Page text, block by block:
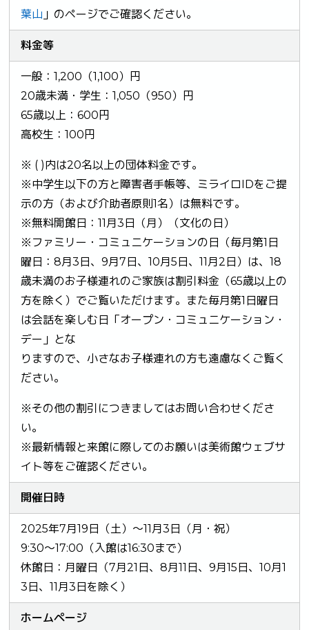
葉山 」のページでご確認ください。
料金等
一般：1,200（1,100）円
20歳未満・学生：1,050（950）円
65歳以上：600円
高校生：100円
※ ( )内は20名以上の団体料金です。
※中学生以下の方と障害者手帳等、ミライロIDをご提
示の方（および介助者原則1名）は無料です。
※無料開館日：11月3日（月）（文化の日）
※ファミリー・コミュニケーションの日（毎月第1日
曜日：8月3日、9月7日、10月5日、11月2日）は、18
歳未満のお子様連れのご家族は割引料金（65歳以上の
方を除く）でご覧いただけます。また毎月第1日曜日
は会話を楽しむ日「オープン・コミュニケーション・
デー」とな
りますので、小さなお子様連れの方も遠慮なくご覧く
ださい。
※その他の割引につきましてはお問い合わせくださ
い。
※最新情報と来館に際してのお願いは美術館ウェブサ
イト等をご確認ください。
開催日時
2025年7月19日（土）～11月3日（月・祝）
9:30～17:00（入館は16:30まで）
休館日：月曜日（7月21日、8月11日、9月15日、10月1
3日、11月3日を除く）
ホームページ